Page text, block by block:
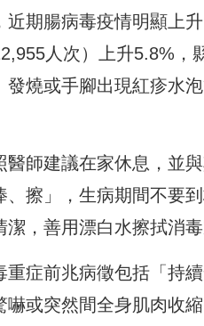
期腸病毒疫情明顯上
人次）上升5.8%，
發燒或手腳出現紅疹水
師建議在家休息，並
擦」，生病期間不要
，善用漂白水擦拭消毒
症前兆病徵包括「持
或突然間全身肌肉收